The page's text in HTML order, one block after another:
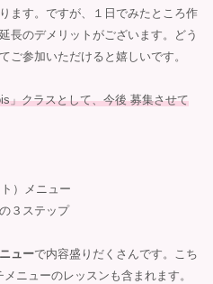
ます。ですが、１日でみたところ作
長のデメリットがございます。どう
ご参加いただけると嬉しいです。
」クラスとして、今後 募集させて
）メニュー
３ステップ
ューで内容盛りだくさんです。こち
ニューのレッスンも含まれます。